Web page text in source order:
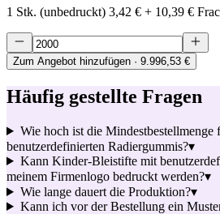
1 Stk. (unbedruckt) 3,42 € + 10,39 €
Zum Angebot hinzufügen · 9.996,53 €
Häufig gestellte Fragen
Wie hoch ist die
benutzerdefinierten Radiergummis?▾
Kann Kinder-Bleistifte mit
meinem Firmenlogo bedruckt werden?▾
Wie lange dauert die Produktion?▾
Kann ich vor der Bestellung ein